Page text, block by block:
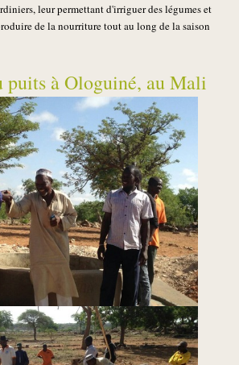
leur permettant d'irriguer des légumes et
de la nourriture tout au long de la saison
puits à Ologuiné, au Mali